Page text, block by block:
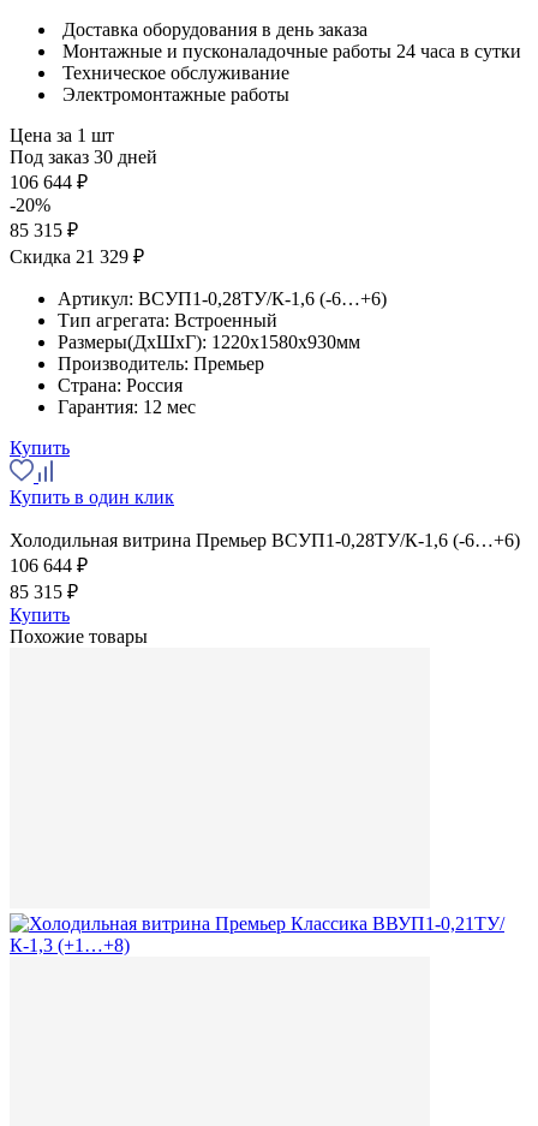
Доставка оборудования в день заказа
Монтажные и пусконаладочные работы 24 часа в сутки
Техническое обслуживание
Электромонтажные работы
Цена за 1 шт
Под заказ 30 дней
106 644 ₽
-20%
85 315 ₽
Скидка 21 329 ₽
Артикул: ВСУП1-0,28ТУ/К-1,6 (-6…+6)
Тип агрегата: Встроенный
Размеры(ДхШхГ): 1220x1580x930мм
Производитель: Премьер
Страна: Россия
Гарантия: 12 мес
Купить
Купить в один клик
Холодильная витрина Премьер ВСУП1-0,28ТУ/К-1,6 (-6…+6)
106 644 ₽
85 315 ₽
Купить
Похожие товары